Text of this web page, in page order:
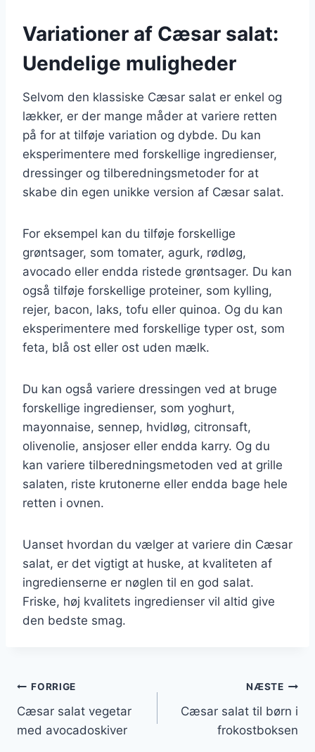
Variationer af Cæsar salat:
Uendelige muligheder
Selvom den klassiske Cæsar salat er enkel og
lækker, er der mange måder at variere retten
på for at tilføje variation og dybde. Du kan
eksperimentere med forskellige ingredienser,
dressinger og tilberedningsmetoder for at
skabe din egen unikke version af Cæsar salat.
For eksempel kan du tilføje forskellige
grøntsager, som tomater, agurk, rødløg,
avocado eller endda ristede grøntsager. Du kan
også tilføje forskellige proteiner, som kylling,
rejer, bacon, laks, tofu eller quinoa. Og du kan
eksperimentere med forskellige typer ost, som
feta, blå ost eller ost uden mælk.
Du kan også variere dressingen ved at bruge
forskellige ingredienser, som yoghurt,
mayonnaise, sennep, hvidløg, citronsaft,
olivenolie, ansjoser eller endda karry. Og du
kan variere tilberedningsmetoden ved at grille
salaten, riste krutonerne eller endda bage hele
retten i ovnen.
Uanset hvordan du vælger at variere din Cæsar
salat, er det vigtigt at huske, at kvaliteten af
ingredienserne er nøglen til en god salat.
Friske, høj kvalitets ingredienser vil altid give
den bedste smag.
Indlægsnavigation
FORRIGE
Cæsar salat vegetar
med avocadoskiver
NÆSTE
Cæsar salat til børn i
frokostboksen